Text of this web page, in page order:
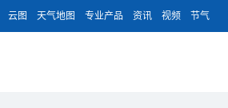
云图 天气地图 专业产品 资讯 视频 节气